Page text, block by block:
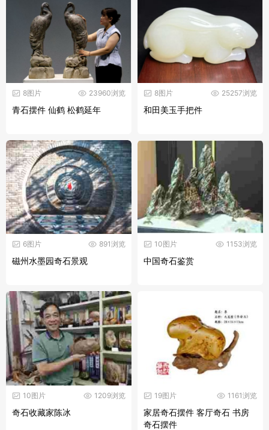
23960浏览
8图片
青石摆件 仙鹤 松鹤延年
25257浏览
8图片
和田美玉手把件
891浏览
6图片
磁州水墨园奇石景观
1153浏览
10图片
中国奇石鉴赏
1209浏览
10图片
奇石收藏家陈冰
1161浏览
19图片
家居奇石摆件 客厅奇石 书房
奇石摆件